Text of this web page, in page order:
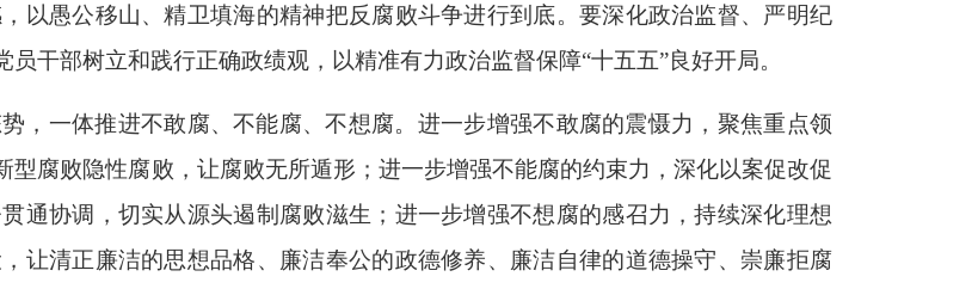
以愚公移山、精卫填海的精神把反腐败斗争进行到底。要深化政治监督、严明纪
干部树立和践行正确政绩观，以精准有力政治监督保障“十五五”良好开局。
，一体推进不敢腐、不能腐、不想腐。进一步增强不敢腐的震慑力，聚焦重点领
型腐败隐性腐败，让腐败无所遁形；进一步增强不能腐的约束力，深化以案促改促
通协调，切实从源头遏制腐败滋生；进一步增强不想腐的感召力，持续深化理想
让清正廉洁的思想品格、廉洁奉公的政德修养、廉洁自律的道德操守、崇廉拒腐